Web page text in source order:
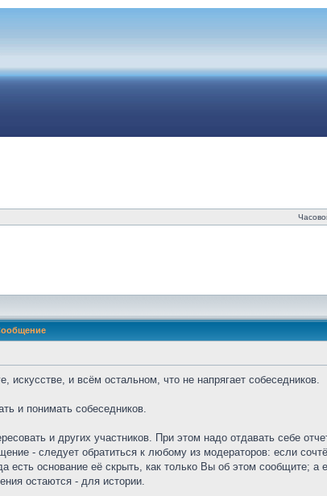
и всём остальном, что не напрягает собеседников.
и понимать собеседников.
и других участников. При этом надо отдавать себе
- следует обратиться к любому из модераторов: если
основание её скрыть, как только Вы об этом сообщите; а
остаются - для истории.